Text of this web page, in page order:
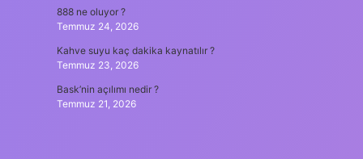
888 ne oluyor ?
Temmuz 24, 2026
Kahve suyu kaç dakika kaynatılır ?
Temmuz 23, 2026
Bask’nin açılımı nedir ?
Temmuz 21, 2026